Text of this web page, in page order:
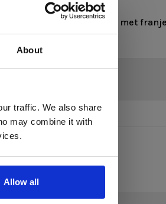
About
traffic. We also share
may combine it with
Allow all
uitstraling is deze plaid met
in het huishouden.
4 nieuwe kleuren.